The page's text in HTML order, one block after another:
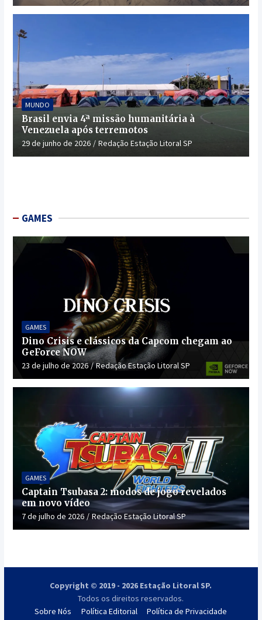
MUNDO
Brasil envia 4ª missão humanitária à
Venezuela após terremotos
29 de junho de 2026 Redação Estação Litoral SP
GAMES
GAMES
Dino Crisis e clássicos da Capcom chegam ao
GeForce NOW
23 de julho de 2026 Redação Estação Litoral SP
GAMES
Captain Tsubasa 2: modos de jogo revelados
em novo vídeo
7 de julho de 2026 Redação Estação Litoral SP
Copyright © 2019 - 2026 Estação Litoral SP.
Todos os direitos reservados.
Sobre Nós
Política Editorial
Política de Privacidade